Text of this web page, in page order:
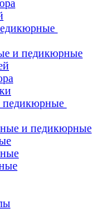
и педикюрные
и педикюрные